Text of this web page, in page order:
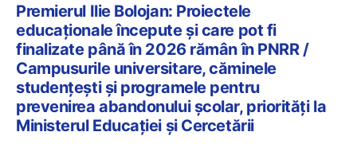
Premierul Ilie Bolojan: Proiectele
educaționale începute și care pot fi
finalizate până în 2026 rămân în PNRR /
Campusurile universitare, căminele
studențești și programele pentru
prevenirea abandonului școlar, priorități la
Ministerul Educației și Cercetării